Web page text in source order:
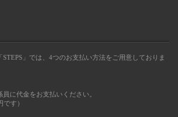
」では、4つのお支払い方法をご用意しておりま
に代金をお支払いください。
です）